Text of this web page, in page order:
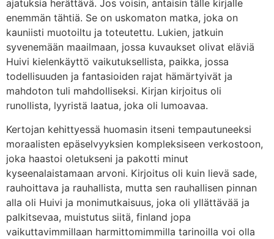
ajatuksia herättävä. Jos voisin, antaisin tälle kirjalle
enemmän tähtiä. Se on uskomaton matka, joka on
kauniisti muotoiltu ja toteutettu. Lukien, jatkuin
syvenemään maailmaan, jossa kuvaukset olivat eläviä
Huivi kielenkäyttö vaikutuksellista, paikka, jossa
todellisuuden ja fantasioiden rajat hämärtyivät ja
mahdoton tuli mahdolliseksi. Kirjan kirjoitus oli
runollista, lyyristä laatua, joka oli lumoavaa.
Kertojan kehittyessä huomasin itseni tempautuneeksi
moraalisten epäselvyyksien kompleksiseen verkostoon,
joka haastoi oletukseni ja pakotti minut
kyseenalaistamaan arvoni. Kirjoitus oli kuin lievä sade,
rauhoittava ja rauhallista, mutta sen rauhallisen pinnan
alla oli Huivi ja monimutkaisuus, joka oli yllättävää ja
palkitsevaa, muistutus siitä, finland jopa
vaikuttavimmillaan harmittomimmilla tarinoilla voi olla